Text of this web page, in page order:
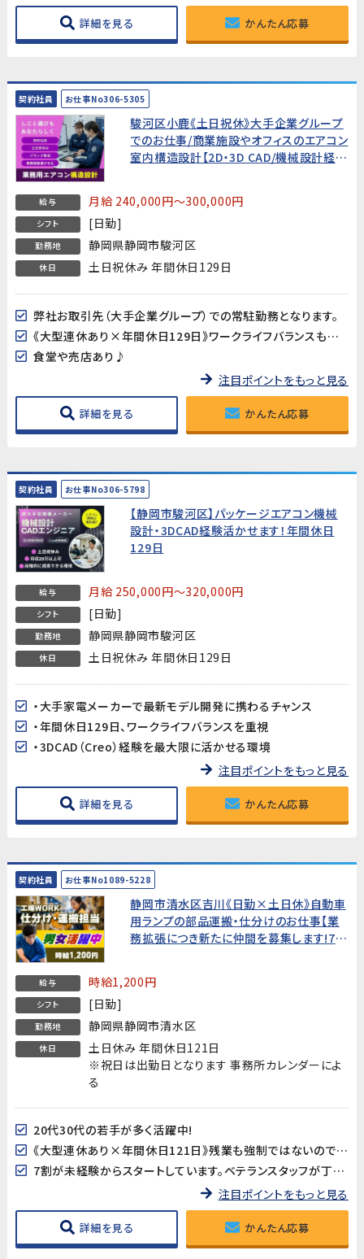
詳細を見る かんたん応募
契約社員 お仕事No306-5305
駿河区小鹿《土日祝休》大手企業グループ
でのお仕事/商業施設やオフィスのエアコン
室内構造設計【2D・3D CAD/機械設計経験
給与 月給 240,000円～300,000円
シフト [日勤]
勤務地 静岡県静岡市駿河区
休日 土日祝休み 年間休日129日
弊社お取引先（大手企業グループ）での常駐勤務となります。
《大型連休あり×年間休日129日》ワークライフバランスも取り易い♪
食堂や売店あり♪
注目ポイントをもっと見る
詳細を見る かんたん応募
契約社員 お仕事No306-5798
【静岡市駿河区】パッケージエアコン機械
設計・3DCAD経験活かせます！年間休日
129日
給与 月給 250,000円～320,000円
シフト [日勤]
勤務地 静岡県静岡市駿河区
休日 土日祝休み 年間休日129日
・大手家電メーカーで最新モデル開発に携わるチャンス
・年間休日129日、ワークライフバランスを重視
・3DCAD（Creo）経験を最大限に活かせる環境
注目ポイントをもっと見る
詳細を見る かんたん応募
契約社員 お仕事No1089-5228
静岡市清水区吉川《日勤×土日休》自動車
用ランプの部品運搬・仕分けのお仕事【業
務拡張につき新たに仲間を募集します!7割
給与 時給1,200円
シフト [日勤]
勤務地 静岡県静岡市清水区
休日
土日休み 年間休日121日
※祝日は出勤日となります 事務所カレンダーによ
る
20代30代の若手が多く活躍中!
《大型連休あり×年間休日121日》残業も強制ではないのでワークライフバランスも取り易い♪
7割が未経験からスタートしています。ベテランスタッフが丁寧に指導しますので安心です♪
注目ポイントをもっと見る
詳細を見る かんたん応募